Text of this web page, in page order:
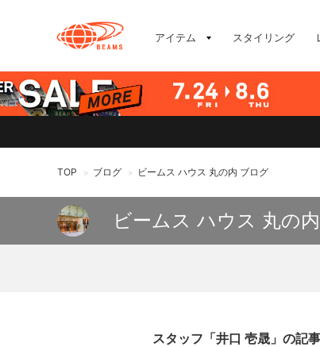
アイテム スタイリング
TOP > ブログ > ビームス ハウス 丸の内 ブログ
ビームス ハウス 丸の
スタッフ「井口 壱晟」の記事